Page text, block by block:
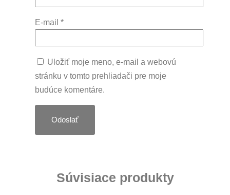
E-mail*
Uložiť moje meno, e-mail a webovú
stránku v tomto prehliadači pre moje
budúce komentáre.
Súvisiace produkty